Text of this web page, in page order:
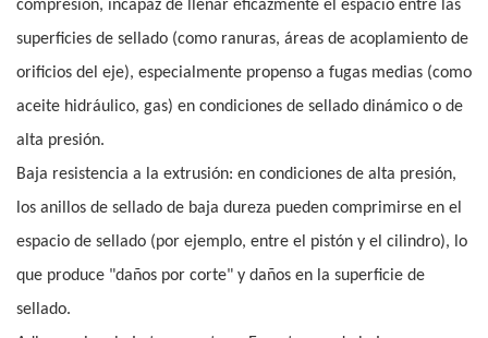
compresión, incapaz de llenar eficazmente el espacio entre las
superficies de sellado (como ranuras, áreas de acoplamiento de
orificios del eje), especialmente propenso a fugas medias (como
aceite hidráulico, gas) en condiciones de sellado dinámico o de
alta presión.
Baja resistencia a la extrusión: en condiciones de alta presión,
los anillos de sellado de baja dureza pueden comprimirse en el
espacio de sellado (por ejemplo, entre el pistón y el cilindro), lo
que produce "daños por corte" y daños en la superficie de
sellado.